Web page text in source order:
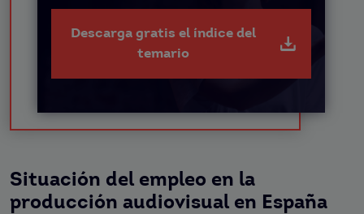
Descarga gratis el índice del
temario
Situación del empleo en la
producción audiovisual en España